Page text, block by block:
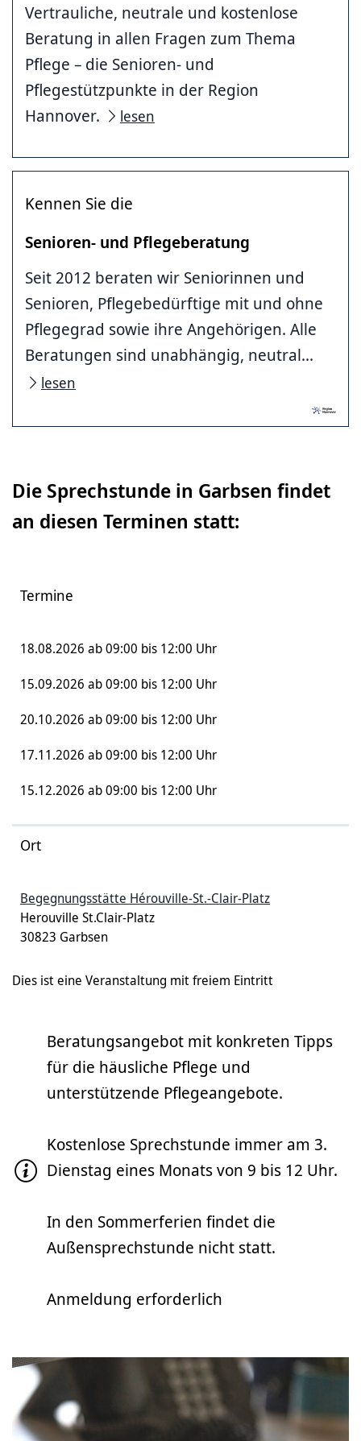
Vertrauliche, neutrale und kostenlose
Beratung in allen Fragen zum Thema
Pflege – die Senioren- und
Pflegestützpunkte in der Region
Hannover.
lesen
Kennen Sie die
Senioren- und Pflegeberatung
Seit 2012 beraten wir Seniorinnen und
Senioren, Pflegebedürftige mit und ohne
Pflegegrad sowie ihre Angehörigen. Alle
Beratungen sind unabhängig, neutral...
lesen
Die Sprechstunde in Garbsen findet
an diesen Terminen statt:
Termine
18.08.2026 ab 09:00 bis 12:00 Uhr
15.09.2026 ab 09:00 bis 12:00 Uhr
20.10.2026 ab 09:00 bis 12:00 Uhr
17.11.2026 ab 09:00 bis 12:00 Uhr
15.12.2026 ab 09:00 bis 12:00 Uhr
Ort
Begegnungsstätte Hérouville-St.-Clair-Platz
Herouville St.Clair-Platz
30823 Garbsen
Dies ist eine Veranstaltung mit freiem Eintritt
Beratungsangebot mit konkreten Tipps
für die häusliche Pflege und
unterstützende Pflegeangebote.
Kostenlose Sprechstunde immer am 3.
Dienstag eines Monats von 9 bis 12 Uhr.
In den Sommerferien findet die
Außensprechstunde nicht statt.
Anmeldung erforderlich